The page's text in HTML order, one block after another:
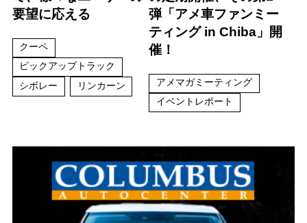
要望に応える
クーペ
ピックアップトラック
シボレー
リンカーン
弾「アメ車ファンミー
ティング in Chiba」開
催！
アメマガミーティング
イベントレポート